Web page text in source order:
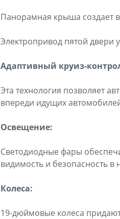
Панорамная крыша создает
Электропривод пятой двери
Адаптивный круиз-
Эта технология позволяет
впереди идущих
Освещение:
Светодиодные фары
видимость и безопасность в
Колеса:
19-дюймовые колеса